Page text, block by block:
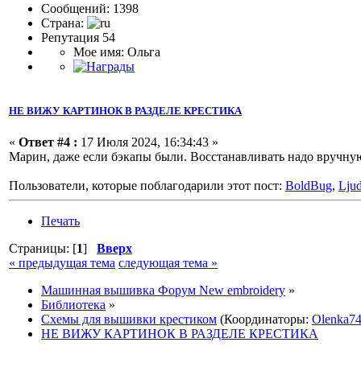
Сообщений: 1398
Страна:
Репутация 54
Мое имя: Ольга
НЕ ВИЖУ КАРТИНОК В РАЗДЕЛЕ КРЕСТИКА
« Ответ #4 : 17 Июля 2024, 16:34:43 »
Марин, даже если бэкапы были. Восстанавливать надо
Пользователи, которые поблагодарили этот пост: BoldBug,
Печать
Страницы: [1] Вверх
« предыдущая тема следующая тема »
Машинная вышивка Форум New embroidery »
Библиотека »
Схемы для вышивки крестиком (Координаторы: Olenka74
НЕ ВИЖУ КАРТИНОК В РАЗДЕЛЕ КРЕСТИКА